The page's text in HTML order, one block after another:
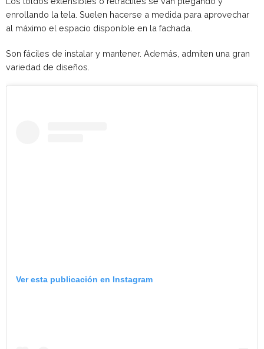
enrollando la tela. Suelen hacerse a medida para aprovechar
al máximo el espacio disponible en la fachada.
Son fáciles de instalar y mantener. Además, admiten una gran
variedad de diseños.
Ver esta publicación en Instagram